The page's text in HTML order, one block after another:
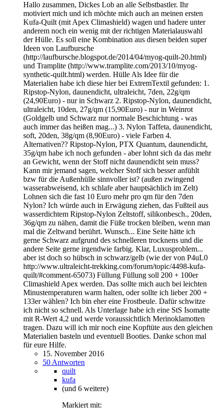
Hallo zusammen, Dickes Lob an alle Selbstbastler. Ihr
motiviert mich und ich möchte mich auch an meinen ersten
Kufa-Quilt (mit Apex Climashield) wagen und hadere unter
anderem noch ein wenig mit der richtigen Materialauswahl
der Hülle. Es soll eine Kombination aus diesen beiden super
Ideen von Laufbursche
(http://laufbursche.blogspot.de/2014/04/myog-quilt-20.html)
und Tramplite (http://www.tramplite.com/2013/10/myog-
synthetic-quilt.html) werden. Hülle Als Idee für die
Materialien habe ich diese hier bei ExtremTextil gefunden: 1.
Ripstop-Nylon, daunendicht, ultraleicht, 7den, 22g/qm
(24,90Euro) - nur in Schwarz 2. Ripstop-Nylon, daunendicht,
ultraleicht, 10den, 27g/qm (15,90Euro) - nur in Weinrot
(Goldgelb und Schwarz nur normale Beschichtung - was
auch immer das heißen mag...) 3. Nylon Taffeta, daunendicht,
soft, 20den, 38g/qm (8,90Euro) - viele Farben 4.
Alternativen?? Ripstop-Nylon, PTX Quantum, daunendicht,
35g/qm habe ich noch gefunden - aber lohnt sich da das mehr
an Gewicht, wenn der Stoff nicht daunendicht sein muss?
Kann mir jemand sagen, welcher Stoff sich besser anfühlt
bzw für die Außenhülle sinnvoller ist? (außen zwingend
wasserabweisend, ich schlafe aber hauptsächlich im Zelt)
Lohnen sich die fast 10 Euro mehr pro qm für den 7den
Nylon? Ich würde auch in Erwägung ziehen, das Fußteil aus
wasserdichtem Ripstop-Nylon Zeltstoff, silikonbesch., 20den,
36g/qm zu nähen, damit die Füße trocken bleiben, wenn man
mal die Zeltwand berührt. Wunsch... Eine Seite hätte ich
gerne Schwarz aufgrund des schnelleren trocknens und die
andere Seite gerne irgendwie farbig. Klar, Luxusproblem...
aber ist doch so hübsch in schwarz/gelb (wie der von P4uL0
http://www.ultraleicht-trekking.com/forum/topic/4498-kufa-
quilt/#comment-65073) Füllung Füllung soll 200 + 100er
Climashield Apex werden. Das sollte mich auch bei leichten
Minustemperaturen warm halten, oder sollte ich lieber 200 +
133er wählen? Ich bin eher eine Frostbeule. Dafür schwitze
ich nicht so schnell. Als Unterlage habe ich eine StS Isomatte
mit R-Wert 4,2 und werde voraussichtlich Merinoklamotten
tragen. Dazu will ich mir noch eine Kopftüte aus den gleichen
Materialien basteln und eventuell Booties. Danke schon mal
für eure Hilfe.
15. November 2016
50 Antworten
quilt
kufa
(und 6 weitere)
Markiert mit: